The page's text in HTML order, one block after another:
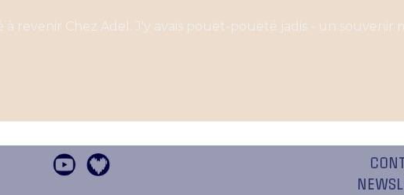
revenir Chez Adel. J'y avais pouët-pouëté jadis - un souvenir